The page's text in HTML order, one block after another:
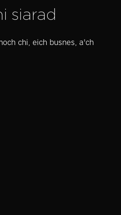
siarad
chi, eich busnes, a'ch